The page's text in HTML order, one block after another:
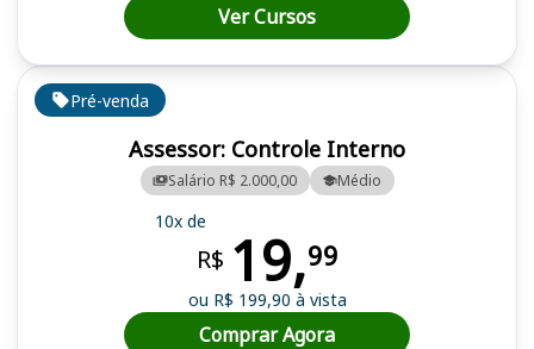
Pré-venda
Assessor: Controle Interno
Salário R$ 2.000,00 Médio
10x de
R$ 19,99
ou R$ 199,90 à vista
Comprar Agora
Ver Cursos